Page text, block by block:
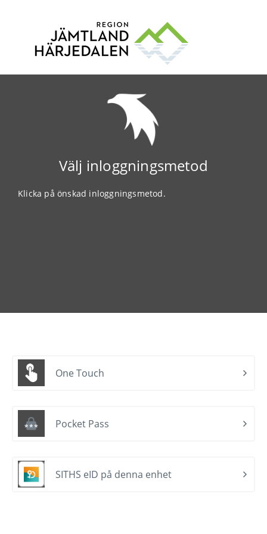
Välj inloggningsmetod
Klicka på önskad inloggningsmetod.
One Touch
Pocket Pass
SITHS eID på denna enhet